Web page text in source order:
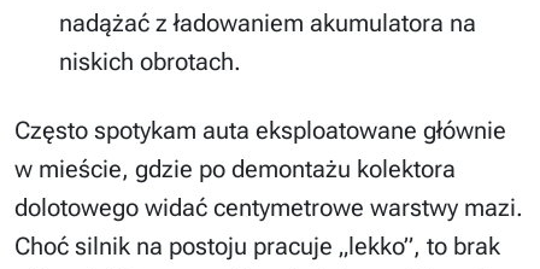
nadążać z ładowaniem akumulatora na
niskich obrotach.
Często spotykam auta eksploatowane głównie
w mieście, gdzie po demontażu kolektora
dolotowego widać centymetrowe warstwy mazi.
Choć silnik na postoju pracuje „lekko”, to brak